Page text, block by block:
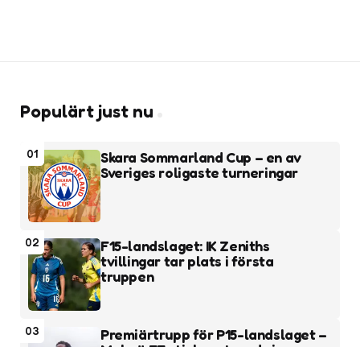
Populärt just nu
01
Skara Sommarland Cup – en av
Sveriges roligaste turneringar
02
F15-landslaget: IK Zeniths
tvillingar tar plats i första
truppen
03
Premiärtrupp för P15-landslaget –